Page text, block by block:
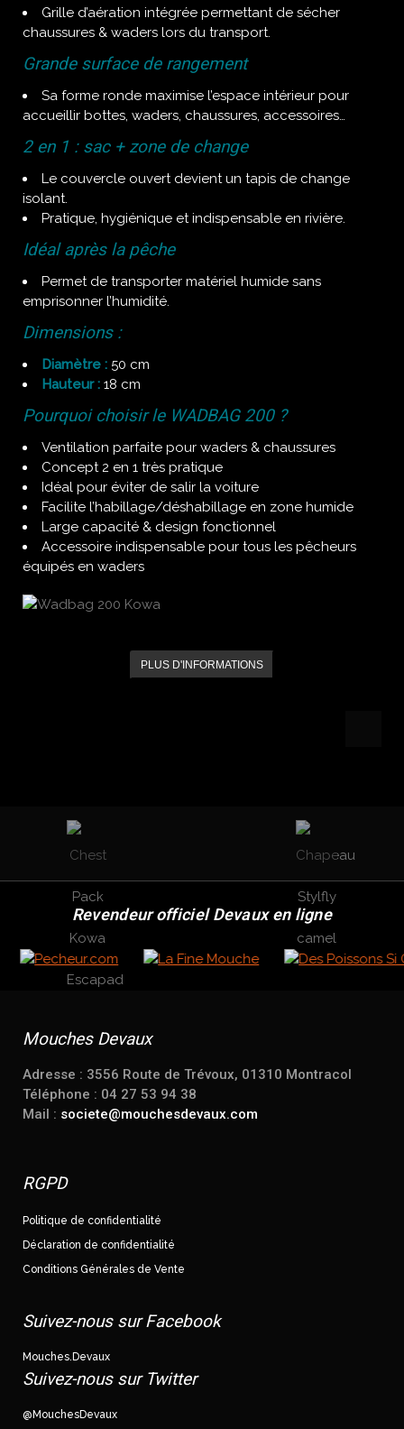
Grille d’aération intégrée permettant de sécher
chaussures & waders lors du transport.
Grande surface de rangement
Sa forme ronde maximise l’espace intérieur pour
accueillir bottes, waders, chaussures, accessoires…
2 en 1 : sac + zone de change
Le couvercle ouvert devient un tapis de change
isolant.
Pratique, hygiénique et indispensable en rivière.
Idéal après la pêche
Permet de transporter matériel humide sans
emprisonner l’humidité.
Dimensions :
Diamètre : 50 cm
Hauteur : 18 cm
Pourquoi choisir le WADBAG 200 ?
Ventilation parfaite pour waders & chaussures
Concept 2 en 1 très pratique
Idéal pour éviter de salir la voiture
Facilite l’habillage/déshabillage en zone humide
Large capacité & design fonctionnel
Accessoire indispensable pour tous les pêcheurs
équipés en waders
PLUS D'INFORMATIONS
Revendeur officiel Devaux en ligne
Mouches Devaux
Adresse : 3556 Route de Trévoux, 01310 Montracol
Téléphone : 04 27 53 94 38
Mail : societe@mouchesdevaux.com
RGPD
Politique de confidentialité
Déclaration de confidentialité
Conditions Générales de Vente
Suivez-nous sur Facebook
Mouches.Devaux
Suivez-nous sur Twitter
@MouchesDevaux